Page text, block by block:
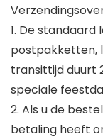
1. De standaard
postpakketten,
transittijd duurt
speciale
2. Als u de
betaling heeft